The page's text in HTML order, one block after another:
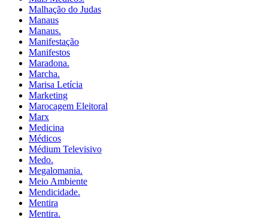
Malhação do Judas
Manaus
Manaus.
Manifestação
Manifestos
Maradona.
Marcha.
Marisa Letícia
Marketing
Marocagem Eleitoral
Marx
Medicina
Médicos
Médium Televisivo
Medo.
Megalomania.
Meio Ambiente
Mendicidade.
Mentira
Mentira.